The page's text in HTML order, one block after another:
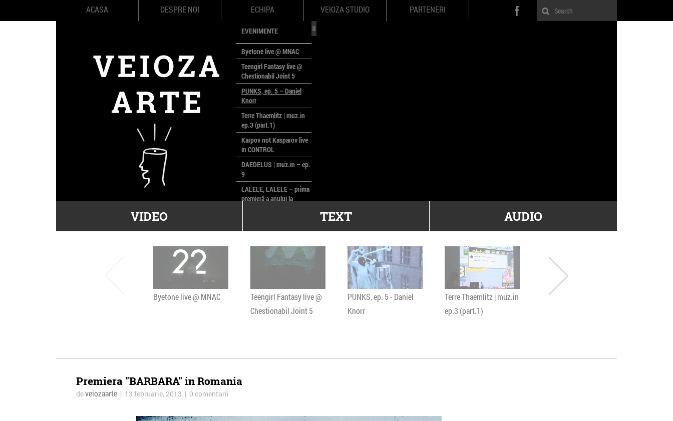
ACASA DESPRE NOI ECHIPA VEIOZA STUDIO PARTENERI
EVENIMENTE
Byetone live @ MNAC
Teengirl Fantasy live @
Chestionabil Joint 5
PUNKS, ep. 5 – Daniel
Knorr
Terre Thaemlitz | muz.in
ep.3 (part.1)
Karpov not Kasparov live
in CONTROL
DAEDELUS | muz.in – ep.
9
LALELE, LALELE – prima
premieră a anului la
poloneze la București
PEOPLE OF ROMANIA se
lansează la galeria Simeza
VIDEO TEXT AUDIO
Byetone live @ MNAC
Teengirl Fantasy live @
Chestionabil Joint 5
PUNKS, ep. 5 - Daniel
Knorr
Terre Thaemlitz | muz.in
ep.3 (part.1)
Karpov not Kasparov
Premiera "BARBARA" in Romania
deveiozaarte | 13 februarie, 2013 | 0 comentarii